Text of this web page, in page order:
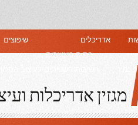
אדריכלים
בתים מעוצבים
שיפוצים
נמוך
מגזין אדריכלות